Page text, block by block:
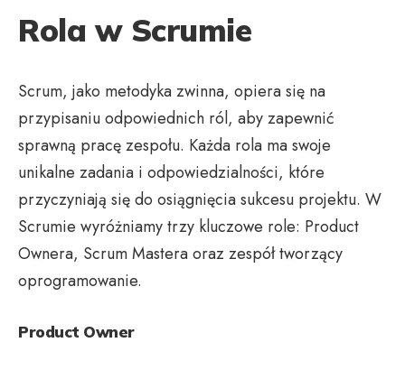
Rola w Scrumie
Scrum, jako metodyka zwinna, opiera się na
przypisaniu odpowiednich ról, aby zapewnić
sprawną pracę zespołu. Każda rola ma swoje
unikalne zadania i odpowiedzialności, które
przyczyniają się do osiągnięcia sukcesu projektu. W
Scrumie wyróżniamy trzy kluczowe role: Product
Ownera, Scrum Mastera oraz zespół tworzący
oprogramowanie.
Product Owner